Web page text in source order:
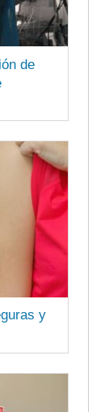
de
y